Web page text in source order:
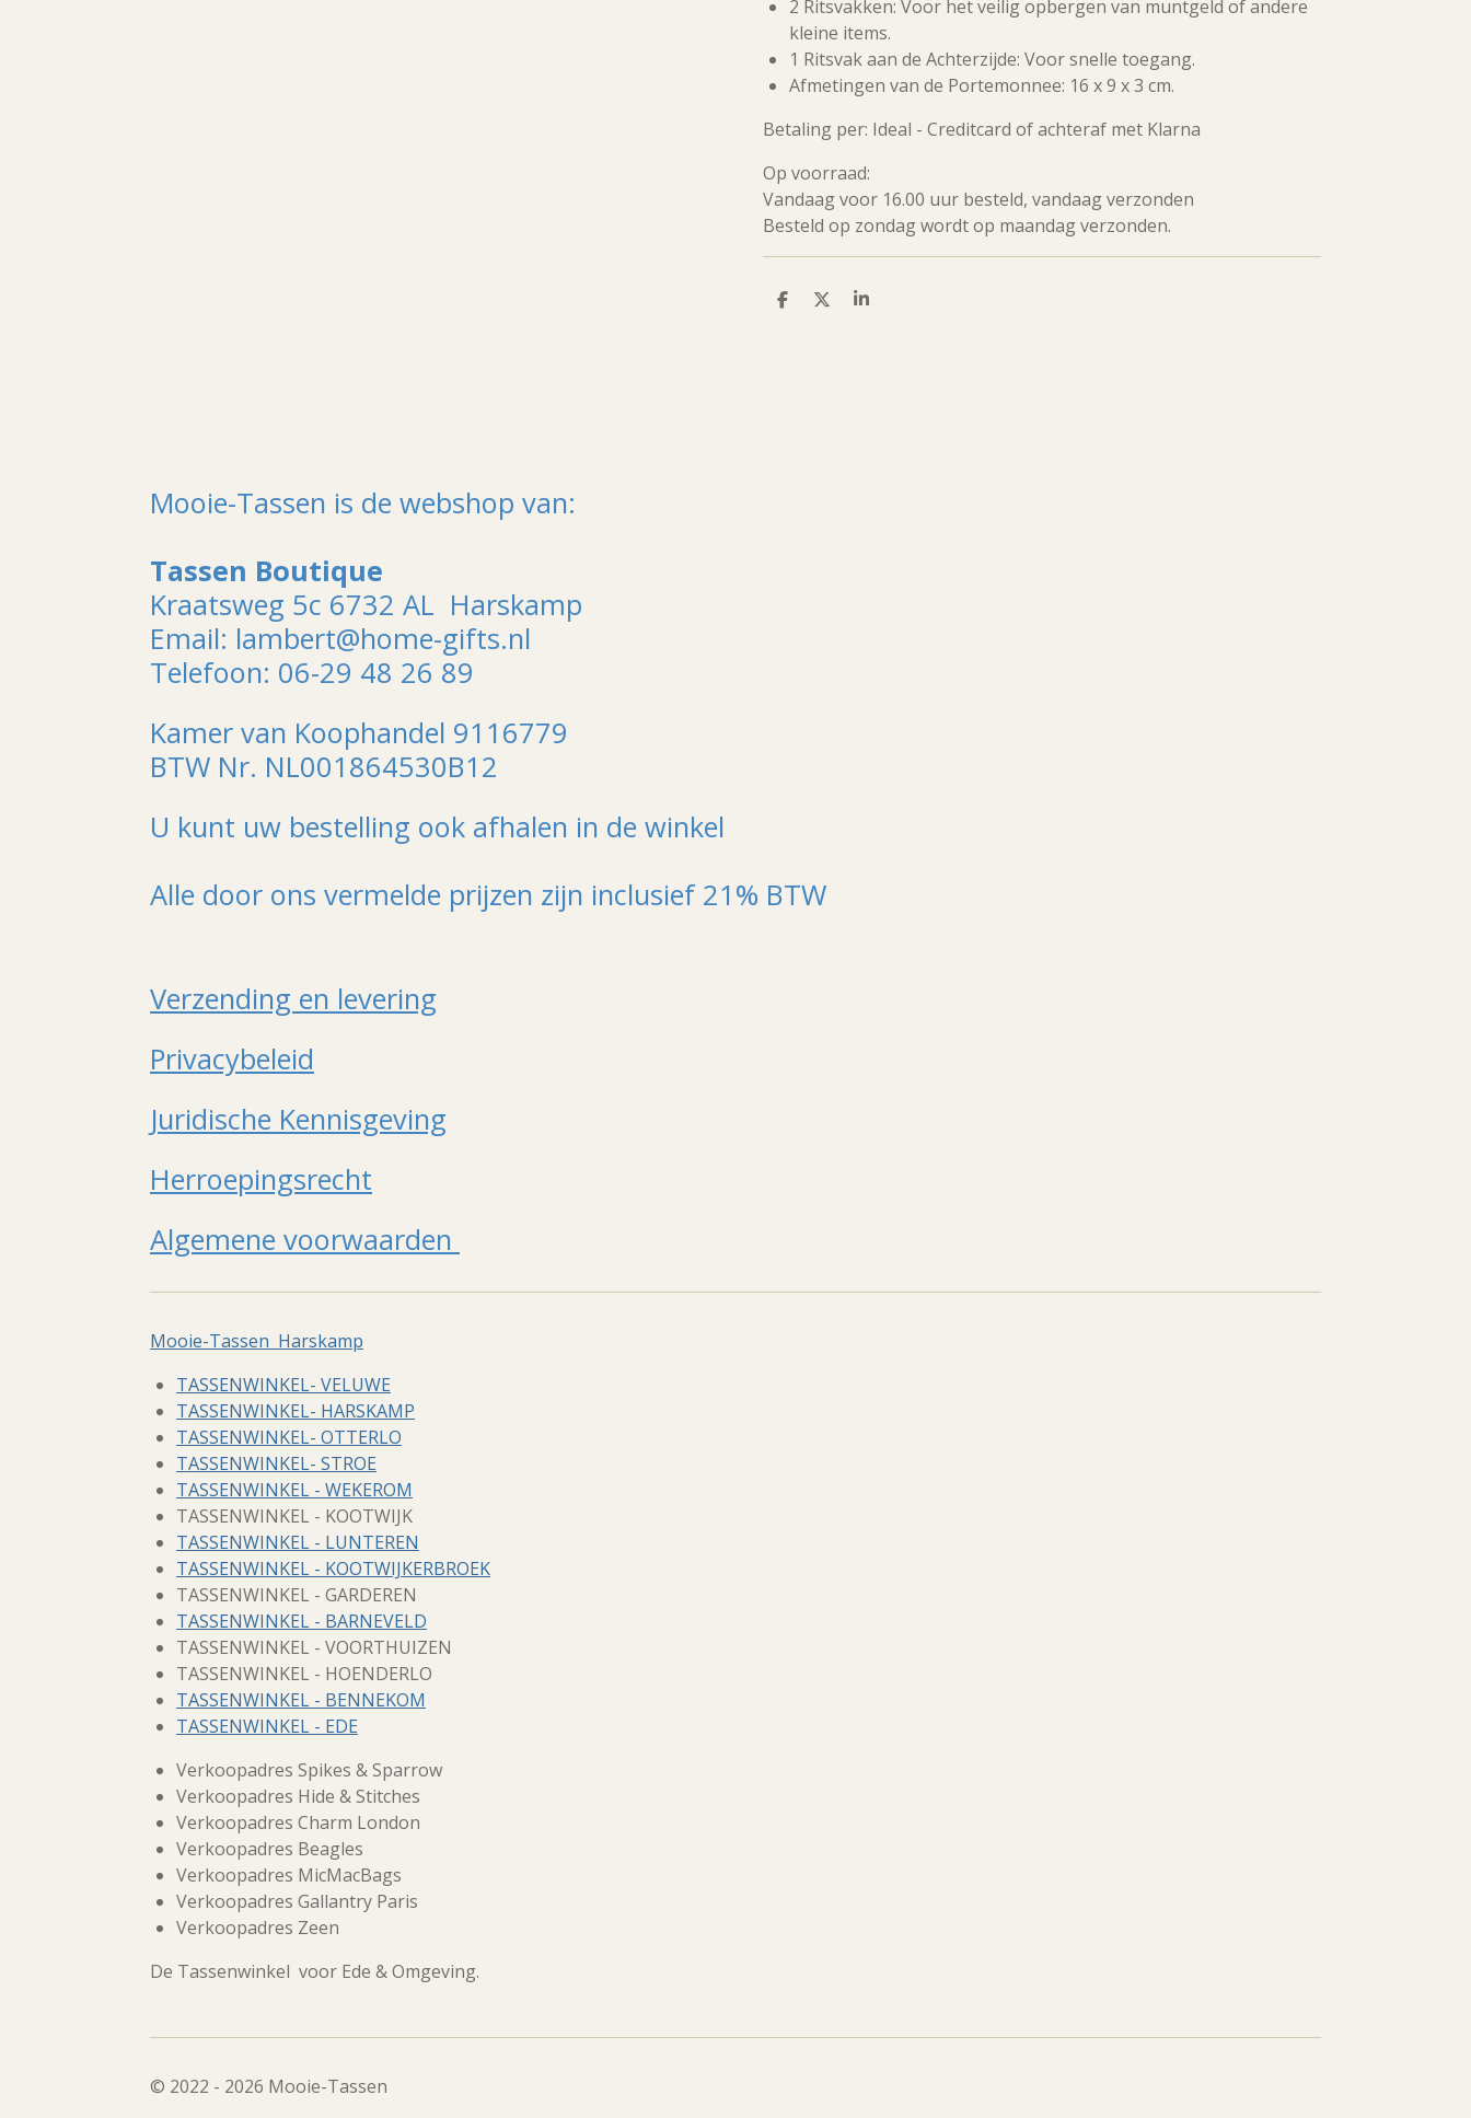
2 Ritsvakken: Voor het veilig opbergen van muntgeld of andere
kleine items.
1 Ritsvak aan de Achterzijde: Voor snelle toegang.
Afmetingen van de Portemonnee: 16 x 9 x 3 cm.
Betaling per: Ideal - Creditcard of achteraf met Klarna
Op voorraad:
Vandaag voor 16.00 uur besteld, vandaag verzonden
Besteld op zondag wordt op maandag verzonden.
D
D
S
Mooie-Tassen is de webshop van:
Tassen Boutique
Kraatsweg 5c 6732 AL Harskamp
Email: lambert@home-gifts.nl
Telefoon: 06-29 48 26 89
Kamer van Koophandel 9116779
BTW Nr. NL001864530B12
U kunt uw bestelling ook afhalen in de winkel
Alle door ons vermelde prijzen zijn inclusief 21% BTW
Verzending en levering
Privacybeleid
Juridische Kennisgeving
Herroepingsrecht
Algemene voorwaarden
Mooie-Tassen Harskamp
TASSENWINKEL- VELUWE
TASSENWINKEL- HARSKAMP
TASSENWINKEL- OTTERLO
TASSENWINKEL- STROE
TASSENWINKEL - WEKEROM
TASSENWINKEL - KOOTWIJK
TASSENWINKEL - LUNTEREN
TASSENWINKEL - KOOTWIJKERBROEK
TASSENWINKEL - GARDEREN
TASSENWINKEL - BARNEVELD
TASSENWINKEL - VOORTHUIZEN
TASSENWINKEL - HOENDERLO
TASSENWINKEL - BENNEKOM
TASSENWINKEL - EDE
Verkoopadres Spikes & Sparrow
Verkoopadres Hide & Stitches
Verkoopadres Charm London
Verkoopadres Beagles
Verkoopadres MicMacBags
Verkoopadres Gallantry Paris
Verkoopadres Zeen
De Tassenwinkel voor Ede & Omgeving.
© 2022 - 2026 Mooie-Tassen